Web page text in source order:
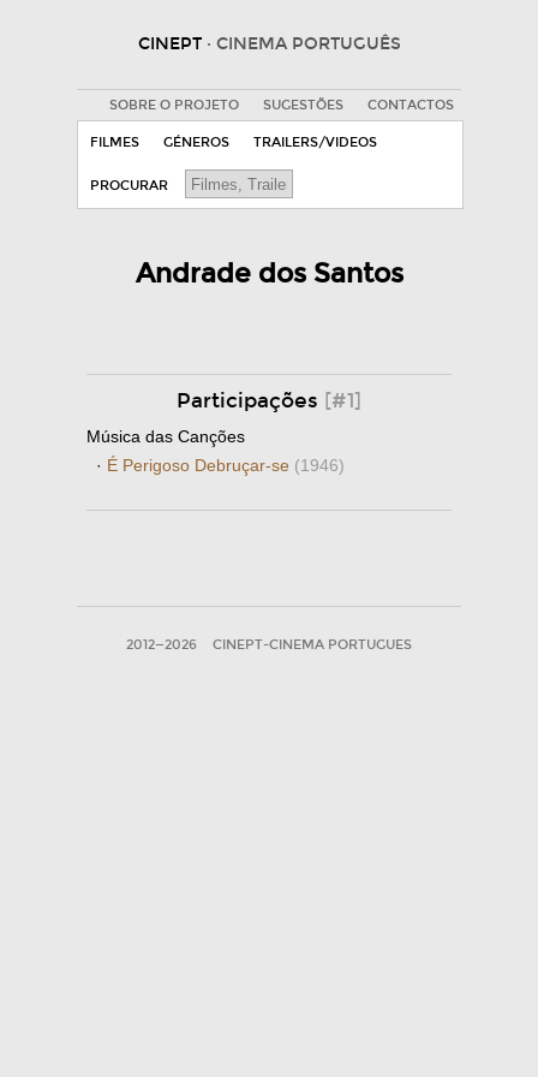
CINEPT · CINEMA PORTUGUÊS
SOBRE O PROJETO SUGESTÕES CONTACTOS
FILMES GÉNEROS TRAILERS/VIDEOS
PROCURAR
Andrade dos Santos
Participações [#1]
Música das Canções
· É Perigoso Debruçar-se (1946)
2012—2026 CINEPT-CINEMA PORTUGUES